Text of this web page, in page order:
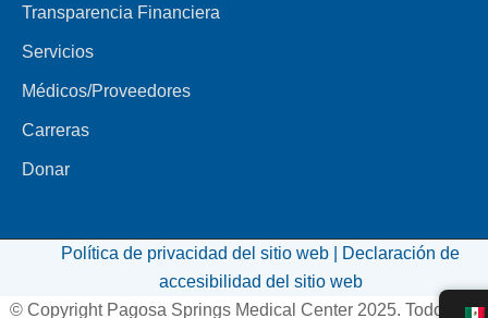
Transparencia Financiera
Servicios
Médicos/Proveedores
Carreras
Donar
Política de privacidad del sitio web |
Declaración de
accesibilidad del sitio web
© Copyright Pagosa Springs Medical Center 2025. Todos los